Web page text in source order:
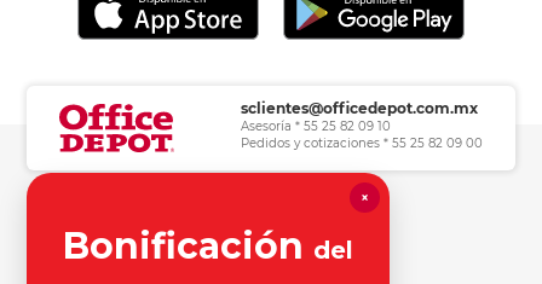
sclientes@officedepot.com.mx
Asesoría * 55 25 82 09 10
Pedidos y cotizaciones * 55 25 82 09 00
Herramientas de consulta
×
Bonificación del